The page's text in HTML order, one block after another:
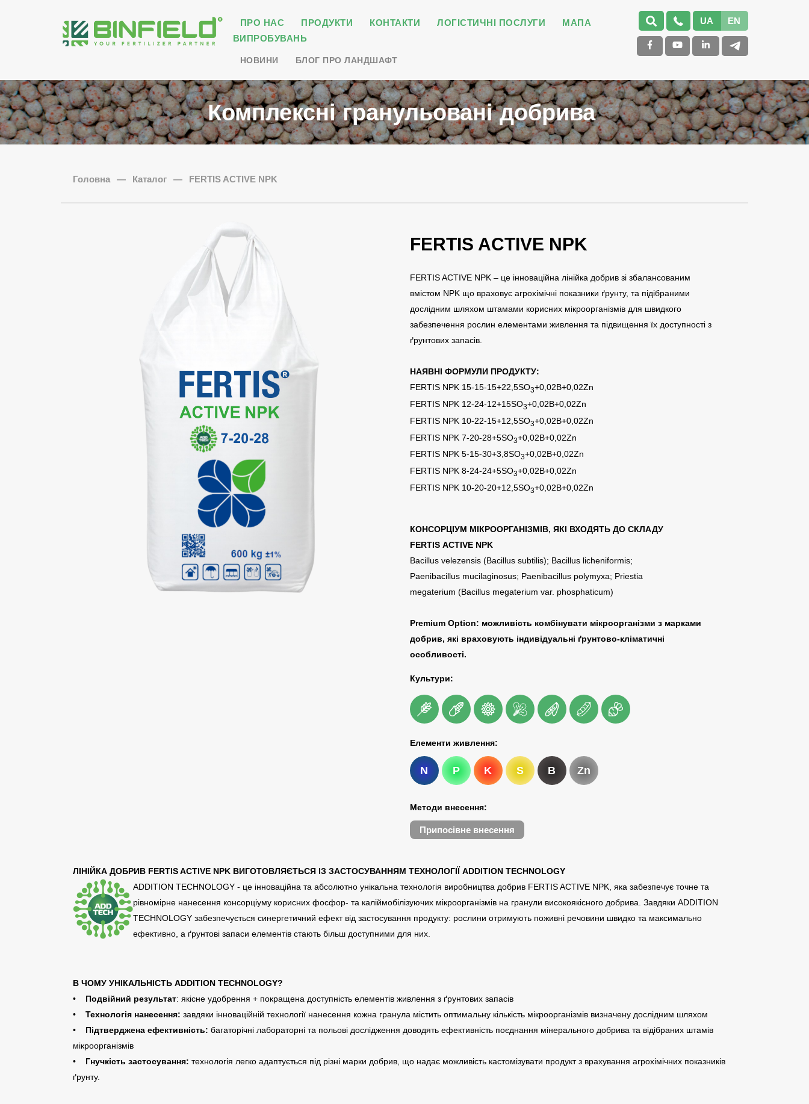
ПРО НАС ПРОДУКТИ КОНТАКТИ ЛОГІСТИЧНІ ПОСЛУГИ
МАПА
ВИПРОБУВАНЬ
НОВИНИ БЛОГ ПРО ЛАНДШАФТ
UA EN
Комплексні гранульовані добрива
Головна — Каталог — FERTIS ACTIVE NPK
FERTIS ACTIVE NPK
FERTIS ACTIVE NPK – це інноваційна лінійка добрив зі збалансованим
вмістом NPK що враховує агрохімічні показники ґрунту, та підібраними
дослідним шляхом штамами корисних мікроорганізмів для швидкого
забезпечення рослин елементами живлення та підвищення їх доступності з
ґрунтових запасів.
НАЯВНІ ФОРМУЛИ ПРОДУКТУ:
FERTIS NPK 15-15-15+22,5SO3+0,02B+0,02Zn
FERTIS NPK 12-24-12+15SO3+0,02B+0,02Zn
FERTIS NPK 10-22-15+12,5SO3+0,02B+0,02Zn
FERTIS NPK 7-20-28+5SO3+0,02B+0,02Zn
FERTIS NPK 5-15-30+3,8SO3+0,02B+0,02Zn
FERTIS NPK 8-24-24+5SO3+0,02B+0,02Zn
FERTIS NPK 10-20-20+12,5SO3+0,02B+0,02Zn
КОНСОРЦІУМ МІКРООРГАНІЗМІВ, ЯКІ ВХОДЯТЬ ДО СКЛАДУ
FERTIS ACTIVE NPK
Bacillus velezensis (Bacillus subtilis); Bacillus licheniformis;
Paenibacillus mucilaginosus; Paenibacillus polymyxa; Priestia
megaterium (Bacillus megaterium var. phosphaticum)
Premium Option: можливість комбінувати мікроорганізми з марками
добрив, які враховують індивідуальні ґрунтово-кліматичні
особливості.
Культури:
Елементи живлення:
N P K S B Zn
Методи внесення:
Припосівне внесення
ЛІНІЙКА ДОБРИВ FERTIS ACTIVE NPK ВИГОТОВЛЯЄТЬСЯ ІЗ ЗАСТОСУВАННЯМ ТЕХНОЛОГІЇ ADDITION TECHNOLOGY
ADDITION TECHNOLOGY - це інноваційна та абсолютно унікальна технологія виробництва добрив FERTIS ACTIVE NPK, яка забезпечує точне та
рівномірне нанесення консорціуму корисних фосфор- та каліймобілізуючих мікроорганізмів на гранули високоякісного добрива. Завдяки ADDITION
TECHNOLOGY забезпечується синергетичний ефект від застосування продукту: рослини отримують поживні речовини швидко та максимально
ефективно, а ґрунтові запаси елементів стають більш доступними для них.
В ЧОМУ УНІКАЛЬНІСТЬ ADDITION TECHNOLOGY?
• Подвійний результат: якісне удобрення + покращена доступність елементів живлення з ґрунтових запасів
• Технологія нанесення: завдяки інноваційній технології нанесення кожна гранула містить оптимальну кількість мікроорганізмів визначену дослідним шляхом
• Підтверджена ефективність: багаторічні лабораторні та польові дослідження доводять ефективність поєднання мінерального добрива та відібраних штамів
мікроорганізмів
• Гнучкість застосування: технологія легко адаптується під різні марки добрив, що надає можливість кастомізувати продукт з врахування агрохімічних показників
ґрунту.